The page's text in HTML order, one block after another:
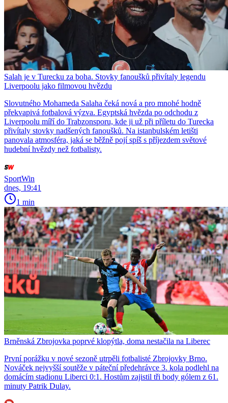
Salah je v Turecku za boha. Stovky fanoušků přivítaly legendu
Liverpoolu jako filmovou hvězdu
Slovutného Mohameda Salaha čeká nová a pro mnohé hodně
překvapivá fotbalová výzva. Egyptská hvězda po odchodu z
Liverpoolu míří do Trabzonsporu, kde ji už při příletu do Turecka
přivítaly stovky nadšených fanoušků. Na istanbulském letišti
panovala atmosféra, jaká se běžně pojí spíš s příjezdem světové
hudební hvězdy než fotbalisty.
SportWin
dnes, 19:41
1 min
Brněnská Zbrojovka poprvé klopýtla, doma nestačila na Liberec
První porážku v nové sezoně utrpěli fotbalisté Zbrojovky Brno.
Nováček nejvyšší soutěže v páteční předehrávce 3. kola podlehl na
domácím stadionu Liberci 0:1. Hostům zajistil tři body gólem z 61.
minuty Patrik Dulay.